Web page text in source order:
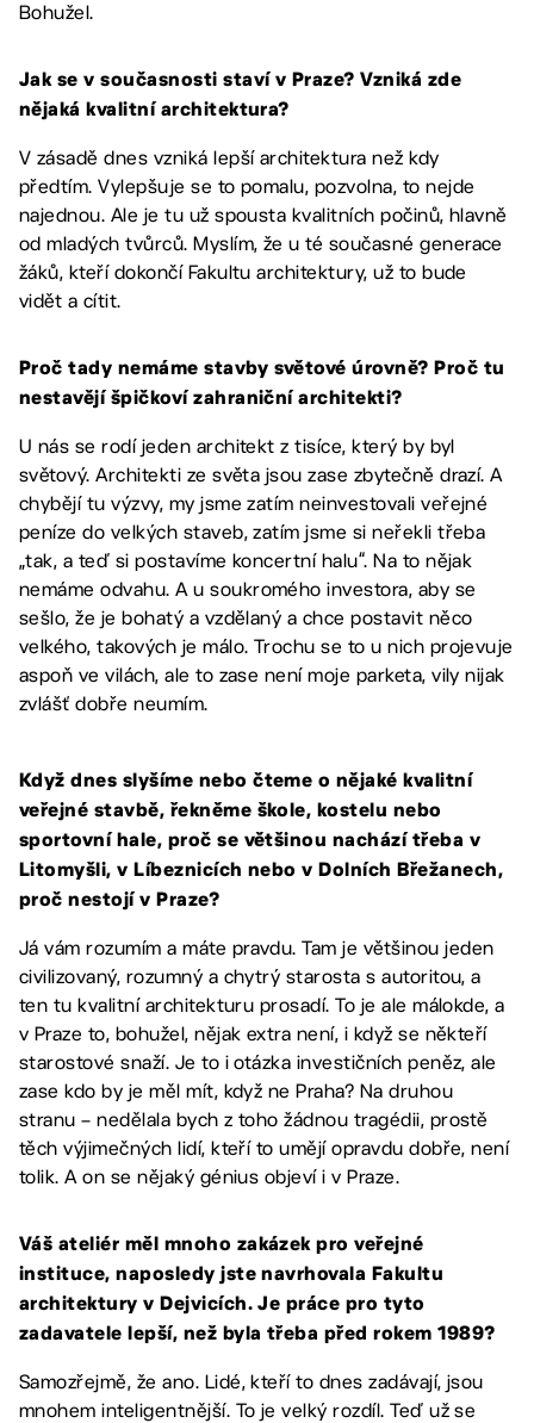
Bohužel.
Jak se v současnosti staví v Praze? Vzniká zde
nějaká kvalitní architektura?
V zásadě dnes vzniká lepší architektura než kdy
předtím. Vylepšuje se to pomalu, pozvolna, to nejde
najednou. Ale je tu už spousta kvalitních počinů, hlavně
od mladých tvůrců. Myslím, že u té současné generace
žáků, kteří dokončí Fakultu architektury, už to bude
vidět a cítit.
Proč tady nemáme stavby světové úrovně? Proč tu
nestavějí špičkoví zahraniční architekti?
U nás se rodí jeden architekt z tisíce, který by byl
světový. Architekti ze světa jsou zase zbytečně drazí. A
chybějí tu výzvy, my jsme zatím neinvestovali veřejné
peníze do velkých staveb, zatím jsme si neřekli třeba
„tak, a teď si postavíme koncertní halu“. Na to nějak
nemáme odvahu. A u soukromého investora, aby se
sešlo, že je bohatý a vzdělaný a chce postavit něco
velkého, takových je málo. Trochu se to u nich projevuje
aspoň ve vilách, ale to zase není moje parketa, vily nijak
zvlášť dobře neumím.
Když dnes slyšíme nebo čteme o nějaké kvalitní
veřejné stavbě, řekněme škole, kostelu nebo
sportovní hale, proč se většinou nachází třeba v
Litomyšli, v Líbeznicích nebo v Dolních Břežanech,
proč nestojí v Praze?
Já vám rozumím a máte pravdu. Tam je většinou jeden
civilizovaný, rozumný a chytrý starosta s autoritou, a
ten tu kvalitní architekturu prosadí. To je ale málokde, a
v Praze to, bohužel, nějak extra není, i když se někteří
starostové snaží. Je to i otázka investičních peněz, ale
zase kdo by je měl mít, když ne Praha? Na druhou
stranu – nedělala bych z toho žádnou tragédii, prostě
těch výjimečných lidí, kteří to umějí opravdu dobře, není
tolik. A on se nějaký génius objeví i v Praze.
Váš ateliér měl mnoho zakázek pro veřejné
instituce, naposledy jste navrhovala Fakultu
architektury v Dejvicích. Je práce pro tyto
zadavatele lepší, než byla třeba před rokem 1989?
Samozřejmě, že ano. Lidé, kteří to dnes zadávají, jsou
mnohem inteligentnější. To je velký rozdíl. Teď už se